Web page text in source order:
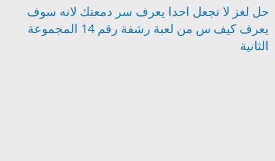
حل لغز لا تجعل احدا يعرف سر دمعتك لانه سوف
يعرف كيف س من لعبة رشفة رقم 14 المجموعة
الثانية